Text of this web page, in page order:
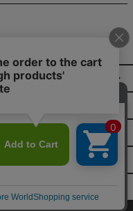
Rights reserved.